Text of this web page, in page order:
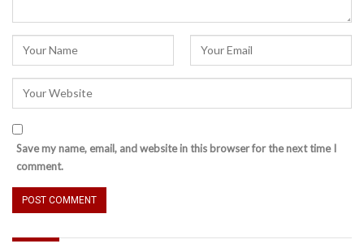
Save my name, email, and website in this browser for the next time I
comment.